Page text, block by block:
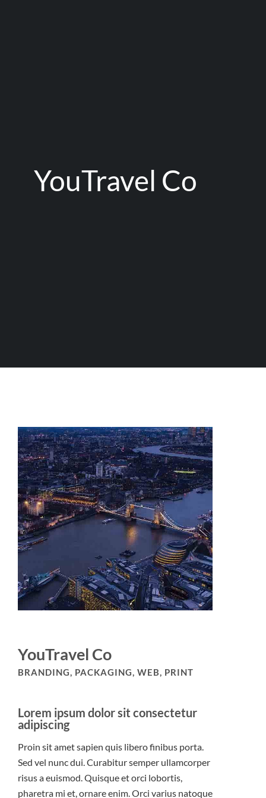
YouTravel Co
YouTravel Co
BRANDING, PACKAGING, WEB, PRINT
Lorem ipsum dolor sit consectetur
adipiscing
Proin sit amet sapien quis libero finibus porta.
Sed vel nunc dui. Curabitur semper ullamcorper
risus a euismod. Quisque et orci lobortis,
pharetra mi et, ornare enim. Orci varius natoque